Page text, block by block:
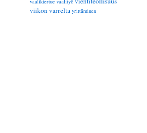
vaalikiertue vaalityö
viikon varrelta yrittäminen